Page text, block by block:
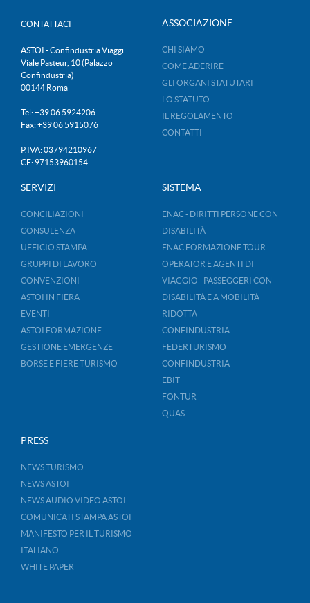
CONTATTACI
ASTOI - Confindustria Viaggi
Viale Pasteur, 10 (Palazzo
Confindustria)
00144 Roma
Tel: +39 06 5924206
Fax: +39 06 5915076
P.IVA: 03794210967
CF: 97153960154
ASSOCIAZIONE
CHI SIAMO
COME ADERIRE
GLI ORGANI STATUTARI
LO STATUTO
IL REGOLAMENTO
CONTATTI
SERVIZI
CONCILIAZIONI
CONSULENZA
UFFICIO STAMPA
GRUPPI DI LAVORO
CONVENZIONI
ASTOI IN FIERA
EVENTI
ASTOI FORMAZIONE
GESTIONE EMERGENZE
BORSE E FIERE TURISMO
SISTEMA
ENAC - DIRITTI PERSONE CON
DISABILITÀ
ENAC FORMAZIONE TOUR
OPERATOR E AGENTI DI
VIAGGIO - PASSEGGERI CON
DISABILITÀ E A MOBILITÀ
RIDOTTA
CONFINDUSTRIA
FEDERTURISMO
CONFINDUSTRIA
EBIT
FONTUR
QUAS
PRESS
NEWS TURISMO
NEWS ASTOI
NEWS AUDIO VIDEO ASTOI
COMUNICATI STAMPA ASTOI
MANIFESTO PER IL TURISMO
ITALIANO
WHITE PAPER